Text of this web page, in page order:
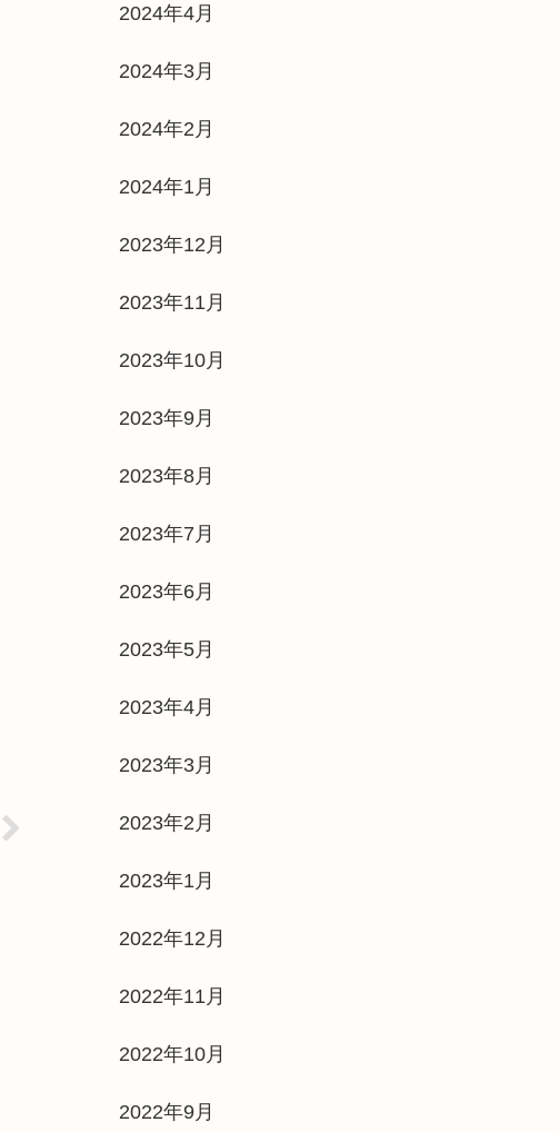
2024年4月
2024年3月
2024年2月
2024年1月
2023年12月
2023年11月
2023年10月
2023年9月
2023年8月
2023年7月
2023年6月
2023年5月
2023年4月
2023年3月
2023年2月
2023年1月
2022年12月
2022年11月
2022年10月
2022年9月